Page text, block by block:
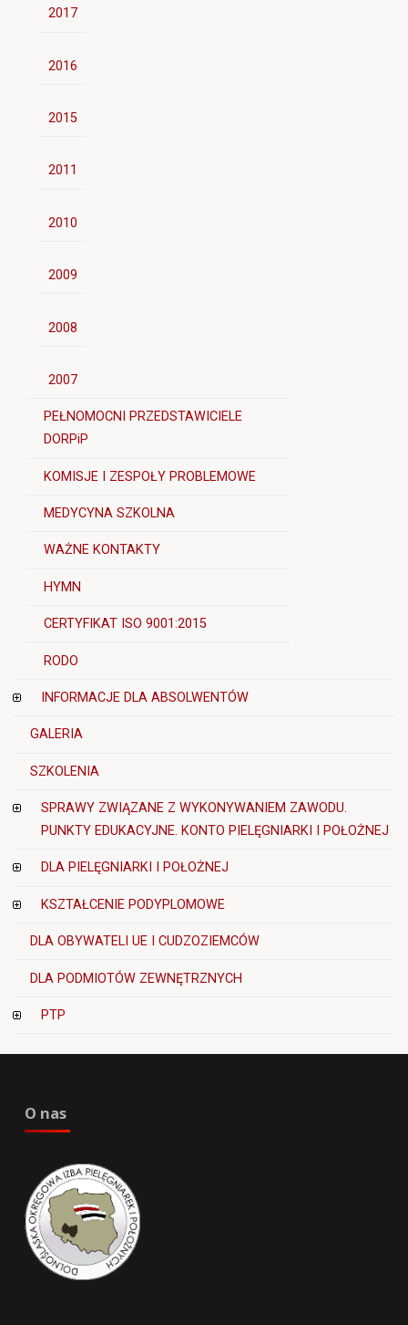
2017
2016
2015
2011
2010
2009
2008
2007
PEŁNOMOCNI PRZEDSTAWICIELE
DORPiP
KOMISJE I ZESPOŁY PROBLEMOWE
MEDYCYNA SZKOLNA
WAŻNE KONTAKTY
HYMN
CERTYFIKAT ISO 9001:2015
RODO
INFORMACJE DLA ABSOLWENTÓW
GALERIA
SZKOLENIA
SPRAWY ZWIĄZANE Z WYKONYWANIEM ZAWODU.
PUNKTY EDUKACYJNE. KONTO PIELĘGNIARKI I POŁOŻNEJ
DLA PIELĘGNIARKI I POŁOŻNEJ
KSZTAŁCENIE PODYPLOMOWE
DLA OBYWATELI UE I CUDZOZIEMCÓW
DLA PODMIOTÓW ZEWNĘTRZNYCH
PTP
O nas